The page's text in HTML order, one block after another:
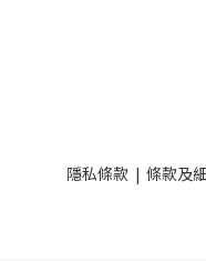
隱私條款 | 條款及